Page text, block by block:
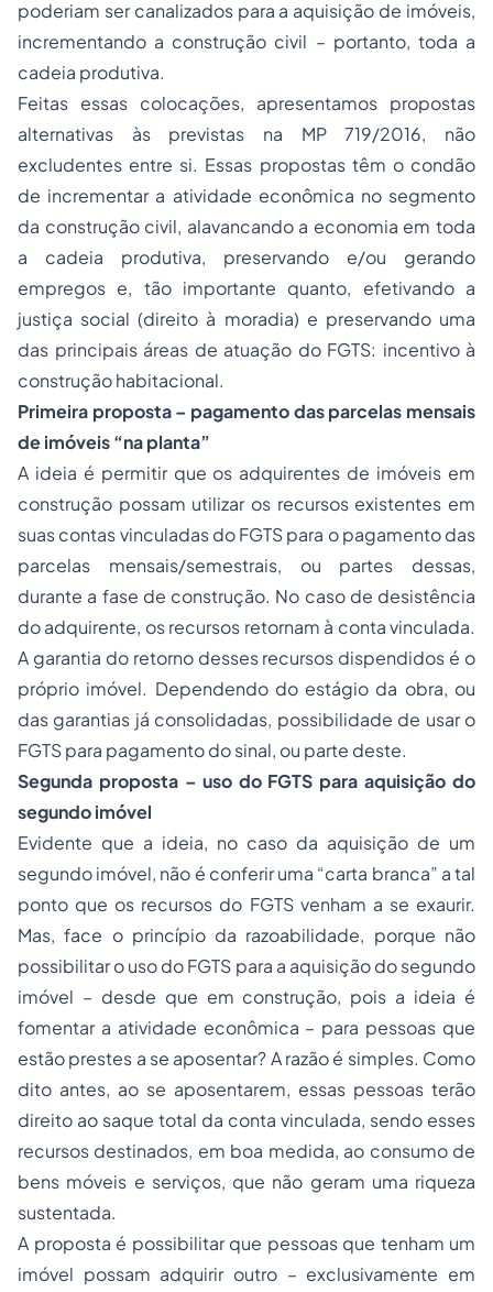
poderiam ser canalizados para a aquisição de imóveis,
incrementando a construção civil – portanto, toda a
cadeia produtiva.
Feitas essas colocações, apresentamos propostas
alternativas às previstas na MP 719/2016, não
excludentes entre si. Essas propostas têm o condão
de incrementar a atividade econômica no segmento
da construção civil, alavancando a economia em toda
a cadeia produtiva, preservando e/ou gerando
empregos e, tão importante quanto, efetivando a
justiça social (direito à moradia) e preservando uma
das principais áreas de atuação do FGTS: incentivo à
construção habitacional.
Primeira proposta – pagamento das parcelas mensais
de imóveis “na planta”
A ideia é permitir que os adquirentes de imóveis em
construção possam utilizar os recursos existentes em
suas contas vinculadas do FGTS para o pagamento das
parcelas mensais/semestrais, ou partes dessas,
durante a fase de construção. No caso de desistência
do adquirente, os recursos retornam à conta vinculada.
A garantia do retorno desses recursos dispendidos é o
próprio imóvel. Dependendo do estágio da obra, ou
das garantias já consolidadas, possibilidade de usar o
FGTS para pagamento do sinal, ou parte deste.
Segunda proposta – uso do FGTS para aquisição do
segundo imóvel
Evidente que a ideia, no caso da aquisição de um
segundo imóvel, não é conferir uma “carta branca” a tal
ponto que os recursos do FGTS venham a se exaurir.
Mas, face o princípio da razoabilidade, porque não
possibilitar o uso do FGTS para a aquisição do segundo
imóvel – desde que em construção, pois a ideia é
fomentar a atividade econômica – para pessoas que
estão prestes a se aposentar? A razão é simples. Como
dito antes, ao se aposentarem, essas pessoas terão
direito ao saque total da conta vinculada, sendo esses
recursos destinados, em boa medida, ao consumo de
bens móveis e serviços, que não geram uma riqueza
sustentada.
A proposta é possibilitar que pessoas que tenham um
imóvel possam adquirir outro – exclusivamente em